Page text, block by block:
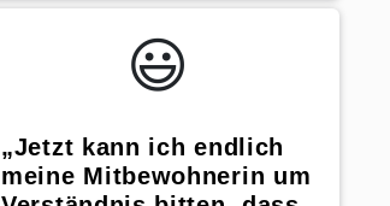
😃️
„Jetzt kann ich endlich
meine Mitbewohnerin um